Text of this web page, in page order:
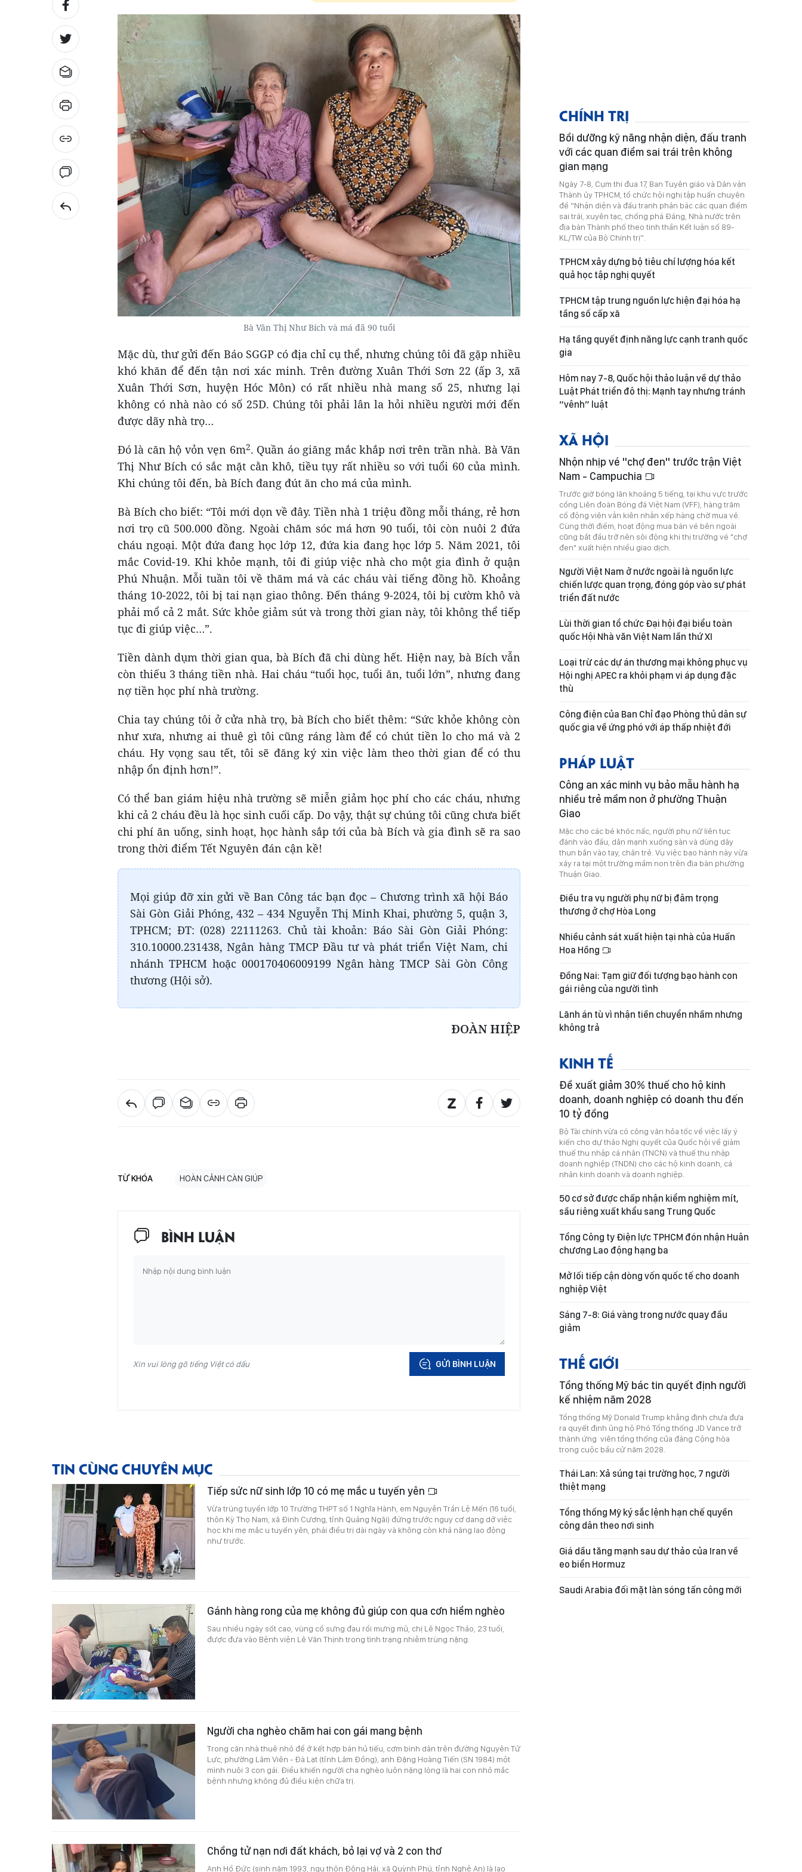
Bà Văn Thị Như Bích và má đã 90 tuổi
Mặc dù, thư gửi đến Báo SGGP có địa chỉ cụ thể, nhưng chúng tôi đã gặp nhiều
khó khăn để đến tận nơi xác minh. Trên đường Xuân Thới Sơn 22 (ấp 3, xã
Xuân Thới Sơn, huyện Hóc Môn) có rất nhiều nhà mang số 25, nhưng lại
không có nhà nào có số 25D. Chúng tôi phải lân la hỏi nhiều người mới đến
được dãy nhà trọ…
Đó là căn hộ vỏn vẹn 6m2. Quần áo giăng mắc khắp nơi trên trần nhà. Bà Văn
Thị Như Bích có sắc mặt cằn khô, tiều tụy rất nhiều so với tuổi 60 của mình.
Khi chúng tôi đến, bà Bích đang đút ăn cho má của mình.
Bà Bích cho biết: “Tôi mới dọn về đây. Tiền nhà 1 triệu đồng mỗi tháng, rẻ hơn
nơi trọ cũ 500.000 đồng. Ngoài chăm sóc má hơn 90 tuổi, tôi còn nuôi 2 đứa
cháu ngoại. Một đứa đang học lớp 12, đứa kia đang học lớp 5. Năm 2021, tôi
mắc Covid-19. Khi khỏe mạnh, tôi đi giúp việc nhà cho một gia đình ở quận
Phú Nhuận. Mỗi tuần tôi về thăm má và các cháu vài tiếng đồng hồ. Khoảng
tháng 10-2022, tôi bị tai nạn giao thông. Đến tháng 9-2024, tôi bị cườm khô và
phải mổ cả 2 mắt. Sức khỏe giảm sút và trong thời gian này, tôi không thể tiếp
tục đi giúp việc…”.
Tiền dành dụm thời gian qua, bà Bích đã chi dùng hết. Hiện nay, bà Bích vẫn
còn thiếu 3 tháng tiền nhà. Hai cháu “tuổi học, tuổi ăn, tuổi lớn”, nhưng đang
nợ tiền học phí nhà trường.
Chia tay chúng tôi ở cửa nhà trọ, bà Bích cho biết thêm: “Sức khỏe không còn
như xưa, nhưng ai thuê gì tôi cũng ráng làm để có chút tiền lo cho má và 2
cháu. Hy vọng sau tết, tôi sẽ đăng ký xin việc làm theo thời gian để có thu
nhập ổn định hơn!”.
Có thể ban giám hiệu nhà trường sẽ miễn giảm học phí cho các cháu, nhưng
khi cả 2 cháu đều là học sinh cuối cấp. Do vậy, thật sự chúng tôi cũng chưa biết
chi phí ăn uống, sinh hoạt, học hành sắp tới của bà Bích và gia đình sẽ ra sao
trong thời điểm Tết Nguyên đán cận kề!
Mọi giúp đỡ xin gửi về Ban Công tác bạn đọc – Chương trình xã hội Báo
Sài Gòn Giải Phóng, 432 – 434 Nguyễn Thị Minh Khai, phường 5, quận 3,
TPHCM; ĐT: (028) 22111263. Chủ tài khoản: Báo Sài Gòn Giải Phóng:
310.10000.231438, Ngân hàng TMCP Đầu tư và phát triển Việt Nam, chi
nhánh TPHCM hoặc 000170406009199 Ngân hàng TMCP Sài Gòn Công
thương (Hội sở).
ĐOÀN HIỆP
TỪ KHÓA HOÀN CẢNH CÀN GIÚP
BÌNH LUẬN
Xin vui lòng gõ tiếng Việt có dấu GỬI BÌNH LUẬN
TIN CÙNG CHUYÊN MỤC
Tiếp sức nữ sinh lớp 10 có mẹ mắc u tuyến yên
Vừa trúng tuyển lớp 10 Trường THPT số 1 Nghĩa Hành, em Nguyễn Trần Lệ Mến (16 tuổi,
thôn Kỳ Thọ Nam, xã Đình Cương, tỉnh Quảng Ngãi) đứng trước nguy cơ dang dở việc
học khi mẹ mắc u tuyến yên, phải điều trị dài ngày và không còn khả năng lao động
như trước.
Gánh hàng rong của mẹ không đủ giúp con qua cơn hiểm nghèo
Sau nhiều ngày sốt cao, vùng cổ sưng đau rồi mưng mủ, chị Lê Ngọc Thảo, 23 tuổi,
được đưa vào Bệnh viện Lê Văn Thịnh trong tình trạng nhiễm trùng nặng.
Người cha nghèo chăm hai con gái mang bệnh
Trong căn nhà thuê nhỏ để ở kết hợp bán hủ tiếu, cơm bình dân trên đường Nguyên Tử
Lực, phường Lâm Viên - Đà Lạt (tỉnh Lâm Đồng), anh Đặng Hoàng Tiến (SN 1984) một
mình nuôi 3 con gái. Điều khiến người cha nghèo luôn nặng lòng là hai con nhỏ mắc
bệnh nhưng không đủ điều kiện chữa trị.
Chồng tử nạn nơi đất khách, bỏ lại vợ và 2 con thơ
Anh Hồ Đức (sinh năm 1993, ngụ thôn Đông Hải, xã Quỳnh Phú, tỉnh Nghệ An) là lao
CHÍNH TRỊ
Bồi dưỡng kỹ năng nhận diện, đấu tranh
với các quan điểm sai trái trên không
gian mạng
Ngày 7-8, Cụm thi đua 17, Ban Tuyên giáo và Dân vận
Thành ủy TPHCM, tổ chức hội nghị tập huấn chuyên
đề “Nhận diện và đấu tranh phản bác các quan điểm
sai trái, xuyên tạc, chống phá Đảng, Nhà nước trên
địa bàn Thành phố theo tinh thần Kết luận số 89-
KL/TW của Bộ Chính trị”.
TPHCM xây dựng bộ tiêu chí lượng hóa kết
quả học tập nghị quyết
TPHCM tập trung nguồn lực hiện đại hóa hạ
tầng số cấp xã
Hạ tầng quyết định năng lực cạnh tranh quốc
gia
Hôm nay 7-8, Quốc hội thảo luận về dự thảo
Luật Phát triển đô thị: Mạnh tay nhưng tránh
“vênh” luật
XÃ HỘI
Nhộn nhịp vé "chợ đen" trước trận Việt
Nam - Campuchia
Trước giờ bóng lăn khoảng 5 tiếng, tại khu vực trước
cổng Liên đoàn Bóng đá Việt Nam (VFF), hàng trăm
cổ động viên vẫn kiên nhẫn xếp hàng chờ mua vé.
Cùng thời điểm, hoạt động mua bán vé bên ngoài
cũng bắt đầu trở nên sôi động khi thị trường vé "chợ
đen" xuất hiện nhiều giao dịch.
Người Việt Nam ở nước ngoài là nguồn lực
chiến lược quan trọng, đóng góp vào sự phát
triển đất nước
Lùi thời gian tổ chức Đại hội đại biểu toàn
quốc Hội Nhà văn Việt Nam lần thứ XI
Loại trừ các dự án thương mại không phục vụ
Hội nghị APEC ra khỏi phạm vi áp dụng đặc
thù
Công điện của Ban Chỉ đạo Phòng thủ dân sự
quốc gia về ứng phó với áp thấp nhiệt đới
PHÁP LUẬT
Công an xác minh vụ bảo mẫu hành hạ
nhiều trẻ mầm non ở phường Thuận
Giao
Mặc cho các bé khóc nấc, người phụ nữ liên tục
đánh vào đầu, dằn mạnh xuống sàn và dùng dây
thun bắn vào tay, chân trẻ. Vụ việc bạo hành này vừa
xảy ra tại một trường mầm non trên địa bàn phường
Thuận Giao.
Điều tra vụ người phụ nữ bị đâm trọng
thương ở chợ Hòa Long
Nhiều cảnh sát xuất hiện tại nhà của Huấn
Hoa Hồng
Đồng Nai: Tạm giữ đối tượng bạo hành con
gái riêng của người tình
Lãnh án tù vì nhận tiền chuyển nhầm nhưng
không trả
KINH TẾ
Đề xuất giảm 30% thuế cho hộ kinh
doanh, doanh nghiệp có doanh thu đến
10 tỷ đồng
Bộ Tài chính vừa có công văn hỏa tốc về việc lấy ý
kiến cho dự thảo Nghị quyết của Quốc hội về giảm
thuế thu nhập cá nhân (TNCN) và thuế thu nhập
doanh nghiệp (TNDN) cho các hộ kinh doanh, cá
nhân kinh doanh và doanh nghiệp.
50 cơ sở được chấp nhận kiểm nghiệm mít,
sầu riêng xuất khẩu sang Trung Quốc
Tổng Công ty Điện lực TPHCM đón nhận Huân
chương Lao động hạng ba
Mở lối tiếp cận dòng vốn quốc tế cho doanh
nghiệp Việt
Sáng 7-8: Giá vàng trong nước quay đầu
giảm
THẾ GIỚI
Tổng thống Mỹ bác tin quyết định người
kế nhiệm năm 2028
Tổng thống Mỹ Donald Trump khẳng định chưa đưa
ra quyết định ủng hộ Phó Tổng thống JD Vance trở
thành ứng viên tổng thống của đảng Cộng hòa
trong cuộc bầu cử năm 2028.
Thái Lan: Xả súng tại trường học, 7 người
thiệt mạng
Tổng thống Mỹ ký sắc lệnh hạn chế quyền
công dân theo nơi sinh
Giá dầu tăng mạnh sau dự thảo của Iran về
eo biển Hormuz
Saudi Arabia đối mặt làn sóng tấn công mới